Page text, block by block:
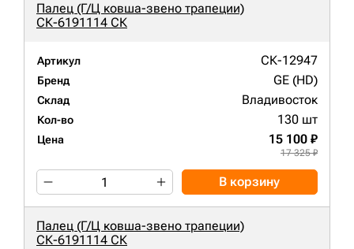
Палец (Г/Ц ковша-звено трапеции)
СК-6191114 СК
Артикул СК-12947
Бренд GE (HD)
Склад Владивосток
Кол-во 130 шт
Цена 15 100 ₽
17 325 ₽
В корзину
Палец (Г/Ц ковша-звено трапеции)
СК-6191114 СК